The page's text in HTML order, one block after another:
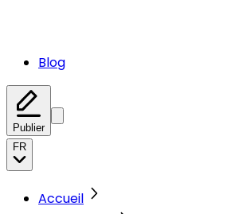
Blog
Publier
FR
Accueil